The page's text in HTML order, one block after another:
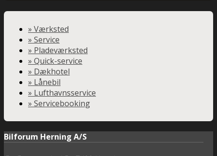
» Værksted
» Service
» Pladeværksted
» Quick-service
» Dækhotel
» Lånebil
» Lufthavnsservice
» Servicebooking
Bilforum Herning A/S